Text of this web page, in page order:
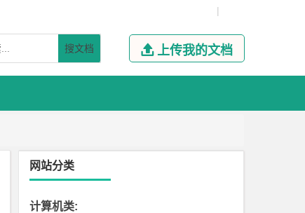
|
搜文档  上传我的文档
网站分类
计算机类: